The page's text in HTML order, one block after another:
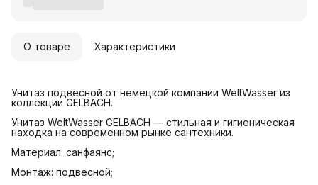
О товаре Характеристики
Унитаз подвесной от немецкой компании WeltWasser из
коллекции GELBACH.
Унитаз WeltWasser GELBACH — стильная и гигиеническая
находка на современном рынке сантехники.
Материал: санфаянс;
Монтаж: подвесной;